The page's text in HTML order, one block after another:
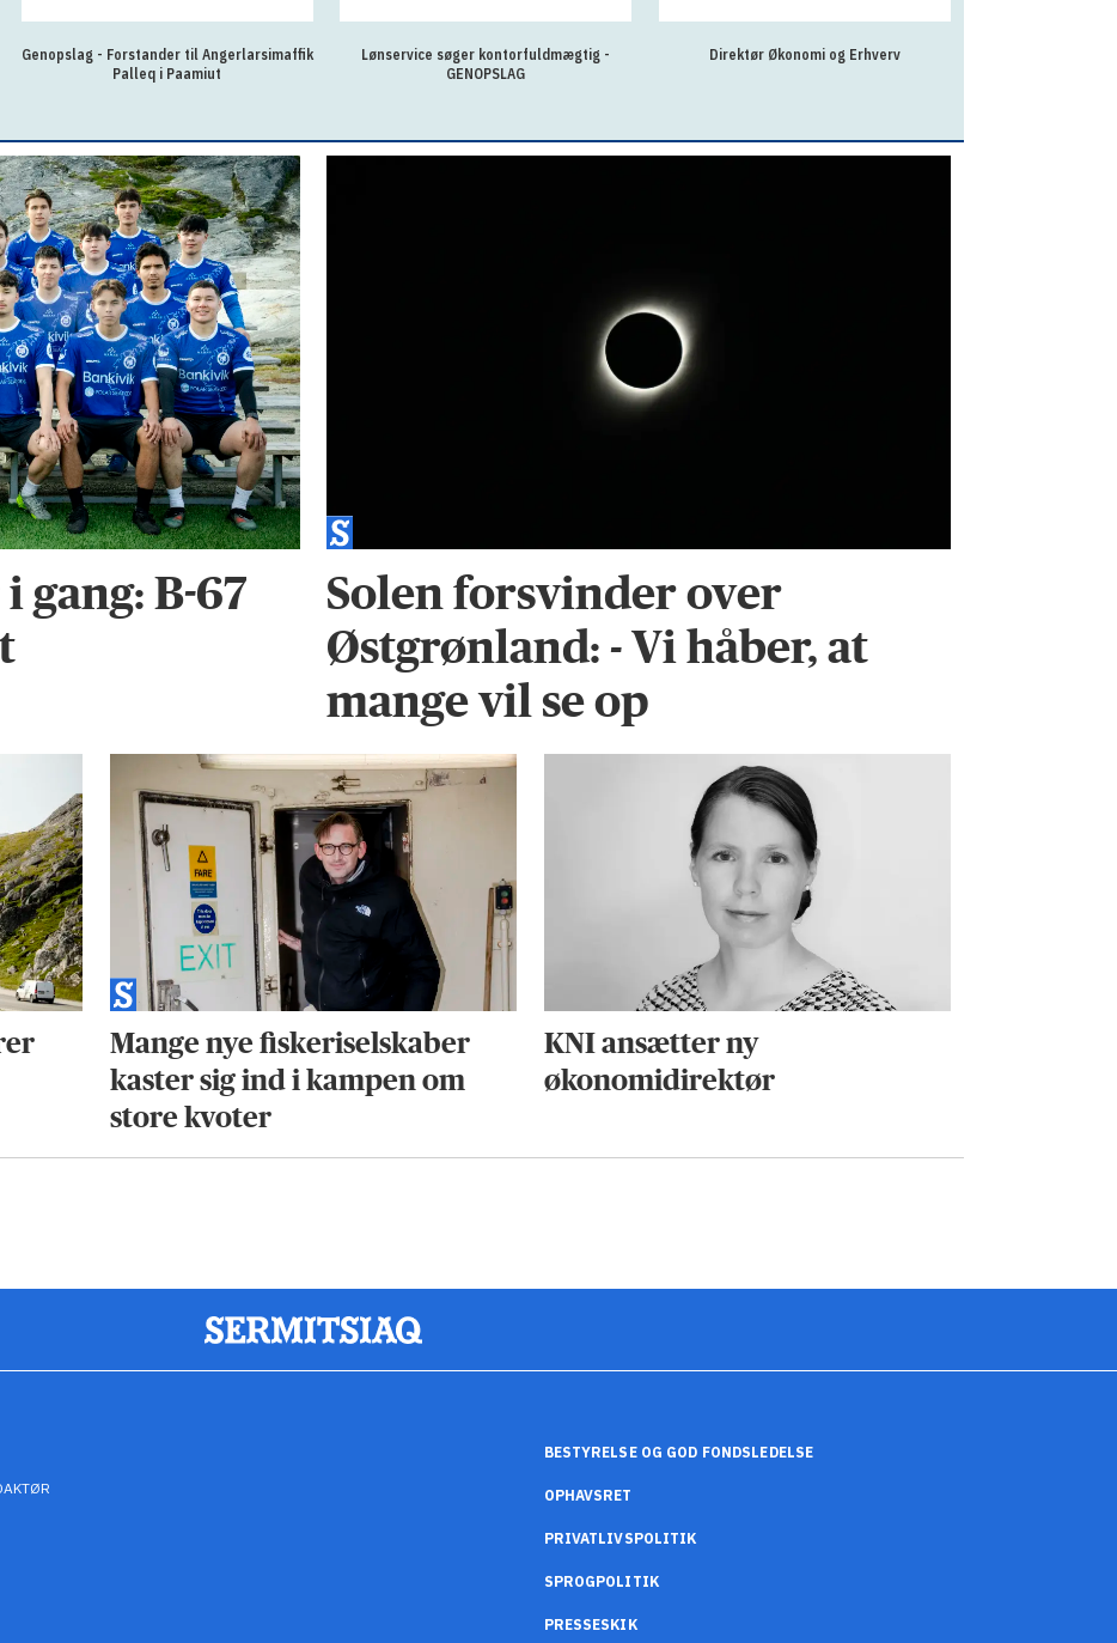
Genopslag - Forstander til Angerlarsimaffik
Palleq i Paamiut
Lønservice søger kontorfuldmægtig -
GENOPSLAG
Direktør Økonomi og Erhverv
gang: B-67
Solen forsvinder over
Østgrønland: - Vi håber, at
mange vil se op
Mange nye fiskeriselskaber
kaster sig ind i kampen om
store kvoter
KNI ansætter ny
økonomidirektør
BESTYRELSE OG GOD FONDSLEDELSE
OPHAVSRET
PRIVATLIVSPOLITIK
SPROGPOLITIK
PRESSESKIK